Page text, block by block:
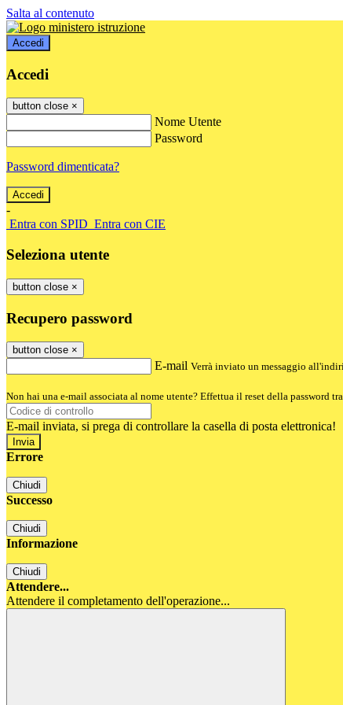
Salta al contenuto
Accedi
Accedi
button close ×
Nome Utente
Password
Password dimenticata?
-
Entra con SPID Entra con CIE
Seleziona utente
button close ×
Recupero password
button close ×
E-mail Verrà inviato un messaggio
Non hai una e-mail associata al nome utente? Effettua il reset della password
E-mail inviata, si prega di controllare la casella di posta elettronica!
Errore
Chiudi
Successo
Chiudi
Informazione
Chiudi
Attendere...
Attendere il completamento dell'operazione...